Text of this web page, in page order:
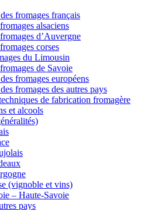
fromages français
alsaciens
d’Auvergne
corses
du Limousin
de Savoie
fromages européens
fromages des autres pays
de fabrication fromagère
et alcools
(vignoble et vins)
– Haute-Savoie
pays